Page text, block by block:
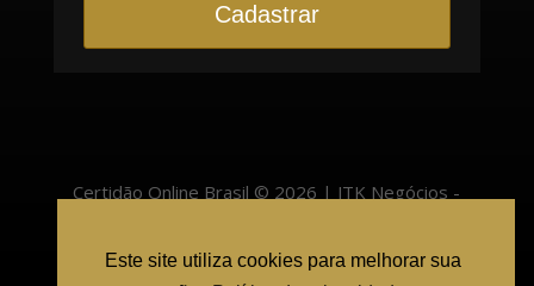
Cadastrar
Certidão Online Brasil © 2026 | JTK Negócios -
000 |atendimento@cartorioonlinebrasil.com.br
Este site utiliza cookies para melhorar sua